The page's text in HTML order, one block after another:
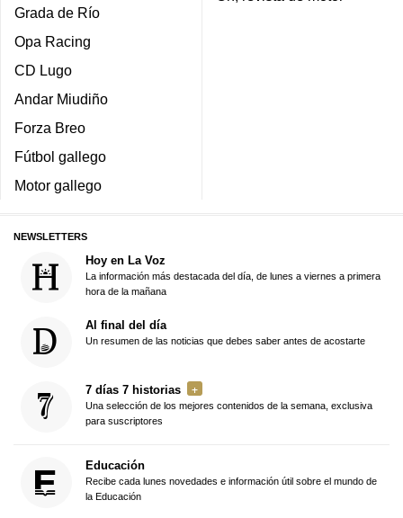
Grada de Río
Opa Racing
CD Lugo
Andar Miudiño
Forza Breo
Fútbol gallego
Motor gallego
NEWSLETTERS
Hoy en La Voz
La información más destacada del día, de lunes a viernes a primera
hora de la mañana
Al final del día
Un resumen de las noticias que debes saber antes de acostarte
7 días 7 historias
Una selección de los mejores contenidos de la semana, exclusiva
para suscriptores
Educación
Recibe cada lunes novedades e información útil sobre el mundo de
la Educación